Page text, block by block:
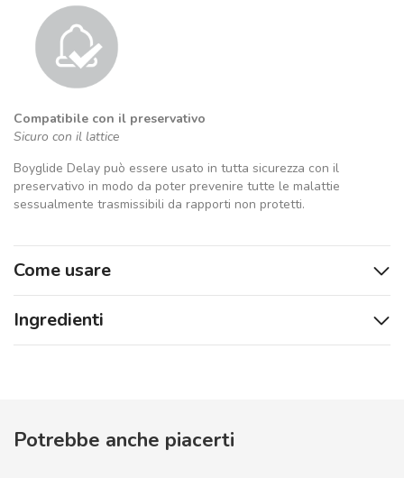
Compatibile con il preservativo
Sicuro con il lattice
Boyglide Delay può essere usato in tutta sicurezza con il
preservativo in modo da poter prevenire tutte le malattie
sessualmente trasmissibili da rapporti non protetti.
Come usare
Ingredienti
Potrebbe anche piacerti